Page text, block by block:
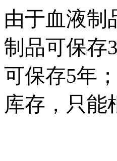
由于血液制
制品可保存
可保存5年
库存，只能